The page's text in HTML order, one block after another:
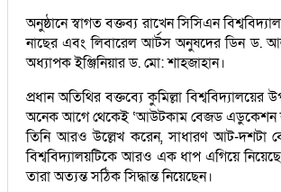
অনুষ্ঠানে স্বাগত বক্তব্য রাখেন সিসিএন
নাছের এবং লিবারেল আর্টস অনুষদের ডিন ড.
অধ্যাপক ইঞ্জিনিয়ার ড. মো: শাহজাহান।
প্রধান অতিথির বক্তব্যে কুমিল্লা
অনেক আগে থেকেই ‘আউটকাম বেজড এডুকেশন
তিনি আরও উল্লেখ করেন, সাধারণ আট-দশটা
বিশ্ববিদ্যালয়টিকে আরও এক ধাপ এগিয়ে
তারা অত্যন্ত সঠিক সিদ্ধান্ত নিয়েছেন।